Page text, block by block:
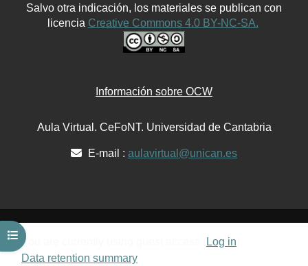
Open course index
Salvo otra indicación, los materiales se publican con
licencia Creative Commons 4.0 BY-NC-SA.
Información sobre OCW
Aula Virtual. CeFoNT. Universidad de Cantabria
E-mail : aulavirtual@unican.es
You are currently using guest access ( Log in
Data retention summary